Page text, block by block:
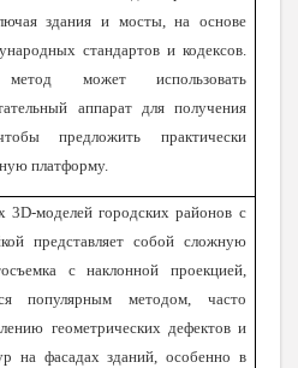
здания и мосты, на основе
стандартов и кодексов.
метод может использовать
аппарат для получения
предложить практически
платформу.
3D-моделей городских районов с
представляет собой сложную
с наклонной проекцией,
популярным методом, часто
геометрических дефектов и
на фасадах зданий, особенно в